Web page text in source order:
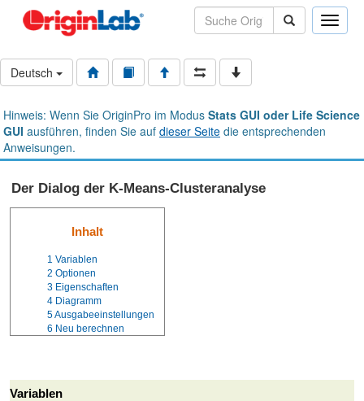
Toggle
Deutsch
Hinweis: Wenn Sie OriginPro im Modus Stats GUI oder Life Science
GUI ausführen, finden Sie auf dieser Seite die entsprechenden
Anweisungen.
Der Dialog der K-Means-Clusteranalyse
Inhalt
1 Variablen
2 Optionen
3 Eigenschaften
4 Diagramm
5Ausgabeeinstellungen
6 Neu berechnen
Variablen